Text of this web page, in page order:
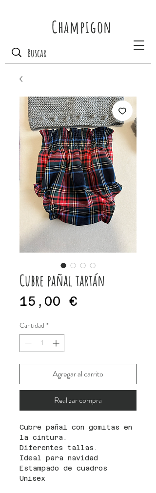
Champigon
Cubre pañal tartán
15,00 €
Cantidad *
Agregar al carrito
Realizar compra
Cubre pañal con gomitas en
la cintura.
Diferentes tallas.
Ideal para navidad
Estampado de cuadros
Unisex